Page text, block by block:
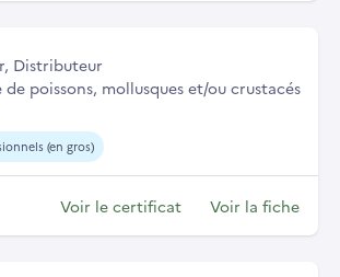
Distributeur
de poissons, mollusques et/ou crustacés
(en gros)
Voir le certificat Voir la fiche